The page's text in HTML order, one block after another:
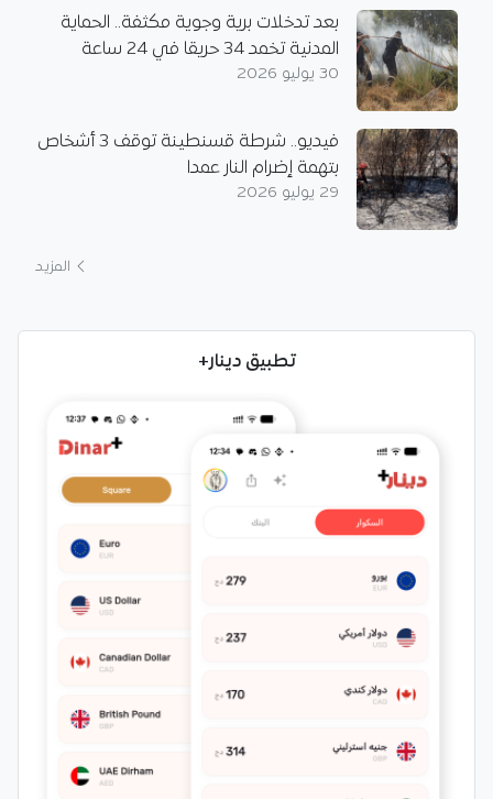
بعد تدخلات برية وجوية مكثفة.. الحماية
المدنية تخمد 34 حريقا في 24 ساعة
30 يوليو 2026
فيديو.. شرطة قسنطينة توقف 3 أشخاص
بتهمة إضرام النار عمدا
29 يوليو 2026
المزيد
تطبيق دينار+